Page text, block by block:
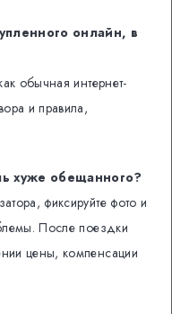
онлайн, в
обычная интернет-
и правила,
хуже обещанного?
фиксируйте фото и
После поездки
цены, компенсации